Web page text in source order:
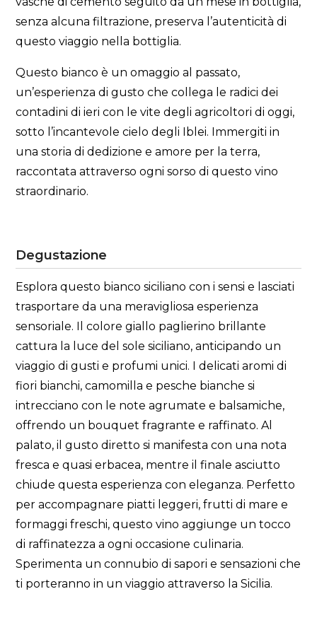
senza alcuna filtrazione, preserva l’autenticità di
questo viaggio nella bottiglia.
Questo bianco è un omaggio al passato,
un’esperienza di gusto che collega le radici dei
contadini di ieri con le vite degli agricoltori di oggi,
sotto l’incantevole cielo degli Iblei. Immergiti in
una storia di dedizione e amore per la terra,
raccontata attraverso ogni sorso di questo vino
straordinario.
Degustazione
Esplora questo bianco siciliano con i sensi e lasciati
trasportare da una meravigliosa esperienza
sensoriale. Il colore giallo paglierino brillante
cattura la luce del sole siciliano, anticipando un
viaggio di gusti e profumi unici. I delicati aromi di
fiori bianchi, camomilla e pesche bianche si
intrecciano con le note agrumate e balsamiche,
offrendo un bouquet fragrante e raffinato. Al
palato, il gusto diretto si manifesta con una nota
fresca e quasi erbacea, mentre il finale asciutto
chiude questa esperienza con eleganza. Perfetto
per accompagnare piatti leggeri, frutti di mare e
formaggi freschi, questo vino aggiunge un tocco
di raffinatezza a ogni occasione culinaria.
Sperimenta un connubio di sapori e sensazioni che
ti porteranno in un viaggio attraverso la Sicilia.